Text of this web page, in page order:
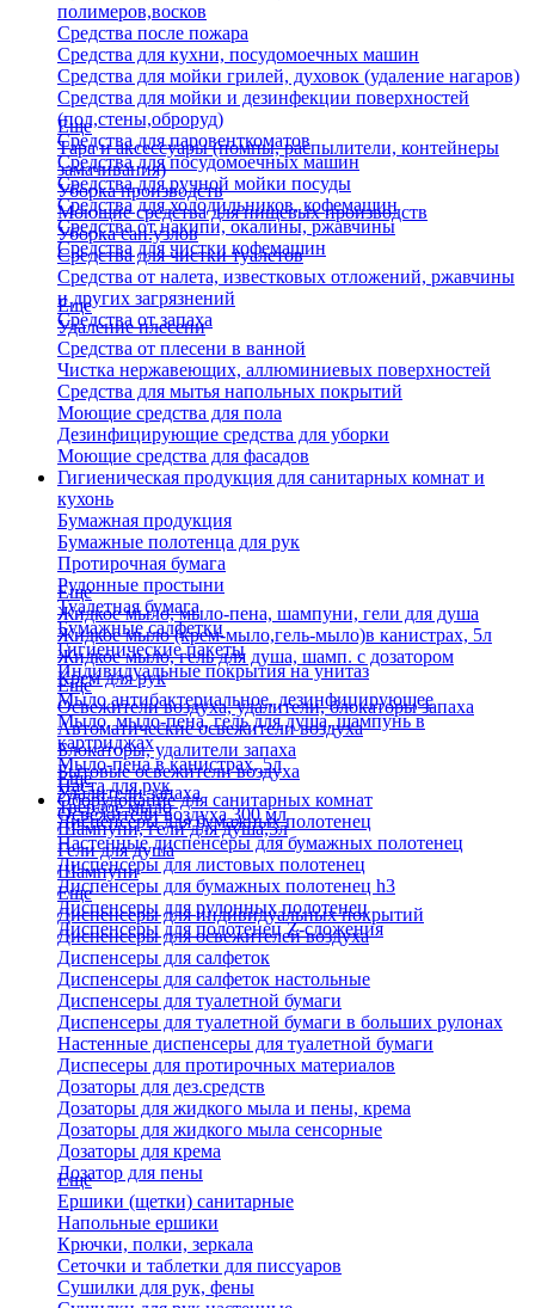
полимеров,восков
Средства после пожара
Средства для кухни, посудомоечных машин
Средства для мойки грилей, духовок (удаление нагаров)
Средства для мойки и дезинфекции поверхностей
(пол,стены,оброруд)
Средства для паровенткоматов
Средства для посудомоечных машин
Средства для ручной мойки посуды
Средства для холодильников, кофемашин
Средства от накипи, окалины, ржавчины
Средства для чистки кофемашин
Еще
Тара и аксессуары (помпы, распылители, контейнеры
замачивания)
Уборка производств
Моющие средства для пищевых производств
Уборка сан.узлов
Средства для чистки туалетов
Средства от налета, известковых отложений, ржавчины
и других загрязнений
Средства от запаха
Еще
Удаление плесени
Средства от плесени в ванной
Чистка нержавеющих, аллюминиевых поверхностей
Средства для мытья напольных покрытий
Моющие средства для пола
Дезинфицирующие средства для уборки
Моющие средства для фасадов
Гигиеническая продукция для санитарных комнат и
кухонь
Бумажная продукция
Бумажные полотенца для рук
Протирочная бумага
Рулонные простыни
Туалетная бумага
Бумажные салфетки
Гигиенические пакеты
Индивидуальные покрытия на унитаз
Еще
Жидкое мыло, мыло-пена, шампуни, гели для душа
Жидкое мыло (крем-мыло,гель-мыло)в канистрах, 5л
Жидкое мыло, гель для душа, шамп. с дозатором
Крем для рук
Мыло антибактериальное, дезинфицирующее
Мыло, мыло-пена, гель для душа, шампунь в
картриджах
Мыло-пена в канистрах, 5л
Паста для рук
Твердое мыло
Шампуни, гели для душа,5л
Гели для душа
Шампуни
Еще
Освежители воздуха, удалители, блокаторы запаха
Автоматические освежители воздуха
Блокаторы, удалители запаха
Бытовые освежители воздуха
Удалители запаха
Освежители воздуха 300 мл
Еще
Оборудование для санитарных комнат
Диспенсеры для бумажных полотенец
Настенные диспенсеры для бумажных полотенец
Диспенсеры для листовых полотенец
Диспенсеры для бумажных полотенец h3
Диспенсеры для рулонных полотенец
Диспенсеры для полотенец Z-сложения
Еще
Диспенсеры для индивидуальных покрытий
Диспенсеры для освежителей воздуха
Диспенсеры для салфеток
Диспенсеры для салфеток настольные
Диспенсеры для туалетной бумаги
Диспенсеры для туалетной бумаги в больших рулонах
Настенные диспенсеры для туалетной бумаги
Диспесеры для протирочных материалов
Дозаторы для дез.средств
Дозаторы для жидкого мыла и пены, крема
Дозаторы для жидкого мыла сенсорные
Дозаторы для крема
Дозатор для пены
Еще
Ершики (щетки) санитарные
Напольные ершики
Крючки, полки, зеркала
Сеточки и таблетки для писсуаров
Сушилки для рук, фены